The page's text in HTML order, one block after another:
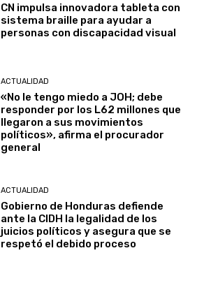
CN impulsa innovadora tableta con
sistema braille para ayudar a
personas con discapacidad visual
ACTUALIDAD
«No le tengo miedo a JOH; debe
responder por los L62 millones que
llegaron a sus movimientos
políticos», afirma el procurador
general
ACTUALIDAD
Gobierno de Honduras defiende
ante la CIDH la legalidad de los
juicios políticos y asegura que se
respetó el debido proceso